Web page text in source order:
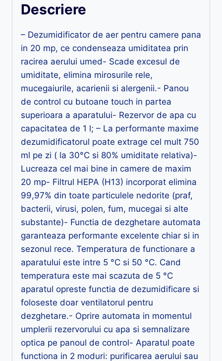
Descriere
– Dezumidificator de aer pentru camere pana
in 20 mp, ce condenseaza umiditatea prin
racirea aerului umed- Scade excesul de
umiditate, elimina mirosurile rele,
mucegaiurile, acarienii si alergenii.- Panou
de control cu butoane touch in partea
superioara a aparatului- Rezervor de apa cu
capacitatea de 1 l; – La performante maxime
dezumidificatorul poate extrage cel mult 750
ml pe zi ( la 30°C si 80% umiditate relativa)-
Lucreaza cel mai bine in camere de maxim
20 mp- Filtrul HEPA (H13) incorporat elimina
99,97% din toate particulele nedorite (praf,
bacterii, virusi, polen, fum, mucegai si alte
substante)- Functia de dezghetare automata
garanteaza performante excelente chiar si in
sezonul rece. Temperatura de functionare a
aparatului este intre 5 °C si 50 °C. Cand
temperatura este mai scazuta de 5 °C
aparatul opreste functia de dezumidificare si
foloseste doar ventilatorul pentru
dezghetare.- Oprire automata in momentul
umplerii rezervorului cu apa si semnalizare
optica pe panoul de control- Aparatul poate
functiona in 2 moduri: purificarea aerului sau